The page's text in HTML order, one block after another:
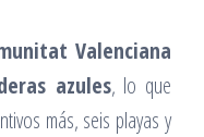
Valenciana
azules, lo que
más, seis playas y